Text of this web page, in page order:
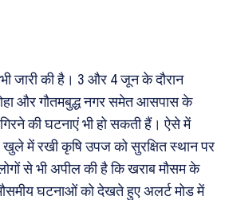
जारी की है। 3 और 4 जून के दौरान
और गौतमबुद्ध नगर समेत आसपास के
की घटनाएं भी हो सकती हैं। ऐसे में
में रखी कृषि उपज को सुरक्षित स्थान पर
से भी अपील की है कि खराब मौसम के
घटनाओं को देखते हुए अलर्ट मोड में